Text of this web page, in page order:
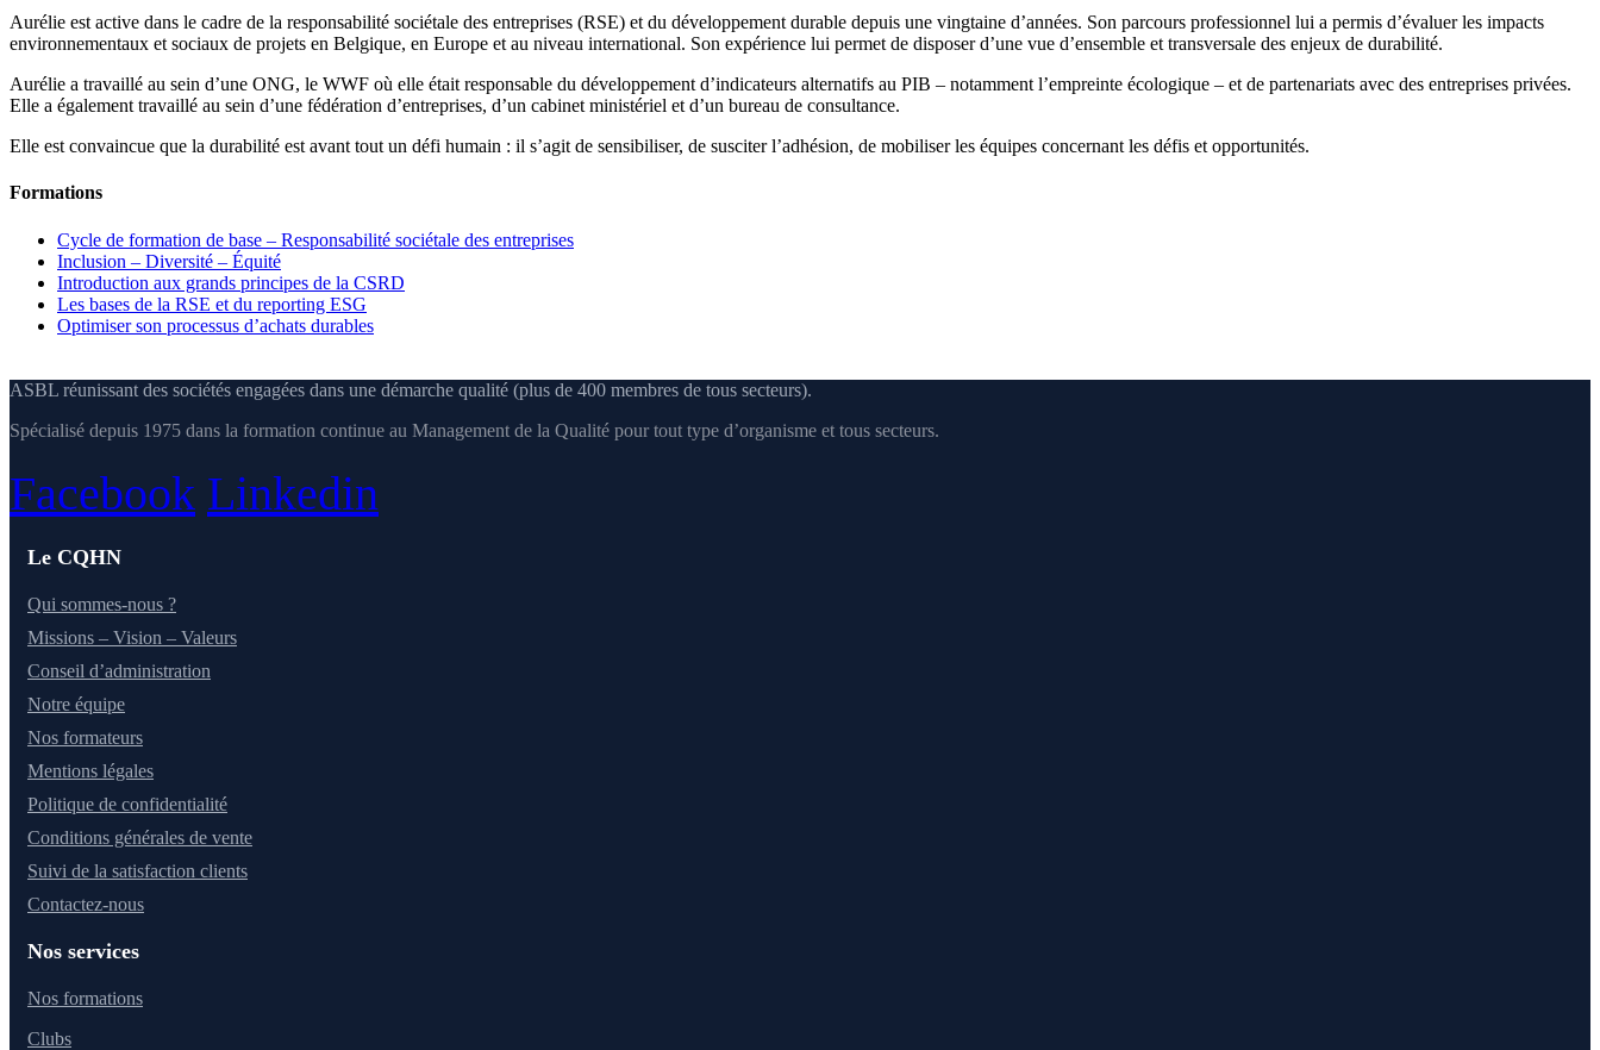
Aurélie est active dans le cadre de la responsabilité sociétale des entreprises (RSE) et du développement durable depuis une vingtaine d’années. Son parcours professionnel lui a permis d’évaluer les impacts
environnementaux et sociaux de projets en Belgique, en Europe et au niveau international. Son expérience lui permet de disposer d’une vue d’ensemble et transversale des enjeux de durabilité.
Aurélie a travaillé au sein d’une ONG, le WWF où elle était responsable du développement d’indicateurs alternatifs au PIB – notamment l’empreinte écologique – et de partenariats avec des entreprises privées.
Elle a également travaillé au sein d’une fédération d’entreprises, d’un cabinet ministériel et d’un bureau de consultance.
Elle est convaincue que la durabilité est avant tout un défi humain : il s’agit de sensibiliser, de susciter l’adhésion, de mobiliser les équipes concernant les défis et opportunités.
Formations
Cycle de formation de base – Responsabilité sociétale des entreprises
Inclusion – Diversité – Équité
Introduction aux grands principes de la CSRD
Les bases de la RSE et du reporting ESG
Optimiser son processus d’achats durables
ASBL réunissant des sociétés engagées dans une démarche qualité (plus de 400 membres de tous secteurs).
Spécialisé depuis 1975 dans la formation continue au Management de la Qualité pour tout type d’organisme et tous secteurs.
Facebook Linkedin
Le CQHN
Qui sommes-nous ?
Missions – Vision – Valeurs
Conseil d’administration
Notre équipe
Nos formateurs
Mentions légales
Politique de confidentialité
Conditions générales de vente
Suivi de la satisfaction clients
Contactez-nous
Nos services
Nos formations
Clubs